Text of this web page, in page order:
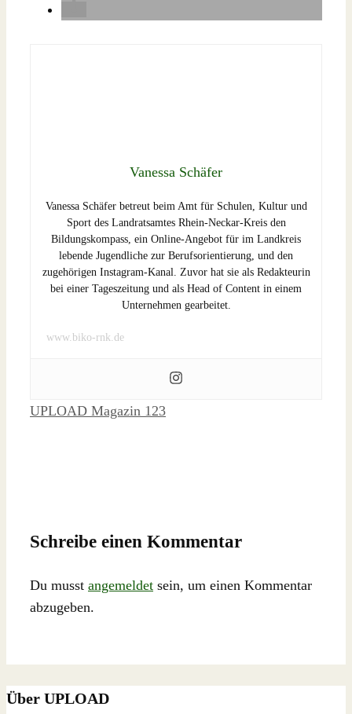
Vanessa Schäfer
Vanessa Schäfer betreut beim Amt für Schulen, Kultur und
Sport des Landratsamtes Rhein-Neckar-Kreis den
Bildungskompass, ein Online-Angebot für im Landkreis
lebende Jugendliche zur Berufsorientierung, und den
zugehörigen Instagram-Kanal. Zuvor hat sie als Redakteurin
bei einer Tageszeitung und als Head of Content in einem
Unternehmen gearbeitet.
www.biko-rnk.de
Schlagwörter
UPLOAD Magazin 123
Schreibe einen Kommentar
Du musst angemeldet sein, um einen Kommentar
abzugeben.
Über UPLOAD